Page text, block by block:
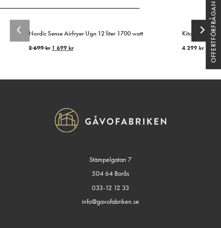
Nordic Sense Airfryer Ugn 12 liter 1700 watt
2 699kr 1 699 kr
KitchenAid
4 299kr
Stämpelgatan 7
504 64 Borås
033-12 12 33
info@gavofabriken.se
OFFERTFÖRFRÅGAN